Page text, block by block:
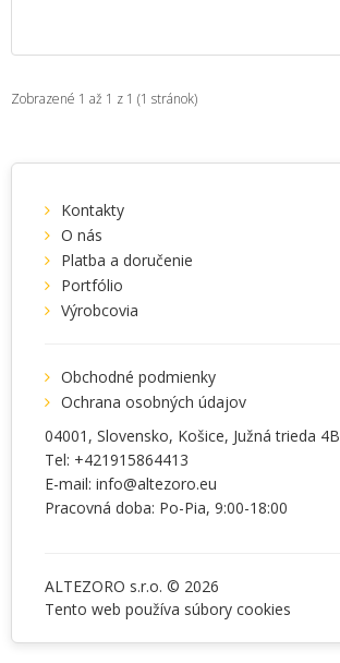
Zobrazené 1 až 1 z 1 (1 stránok)
Kontakty
O nás
Platba a doručenie
Portfólio
Výrobcovia
Obchodné podmienky
Ochrana osobných údajov
04001 , Slovensko, Košice, Južná trieda 4B
Tel: +421915864413
E-mail: info@altezoro.eu
Pracovná doba: Po-Pia, 9:00-18:00
ALTEZORO s.r.o. © 2026
Tento web používa súbory cookies